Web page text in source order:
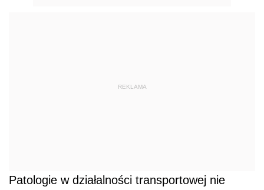
REKLAMA
Patologie w działalności transportowej nie